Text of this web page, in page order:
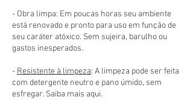
- Obra limpa: Em poucas horas seu ambiente
está renovado e pronto para uso em função de
seu caráter atóxico. Sem sujeira, barulho ou
gastos inesperados.
- Resistente à limpeza: A limpeza pode ser feita
com detergente neutro e pano úmido, sem
esfregar. Saiba mais aqui.